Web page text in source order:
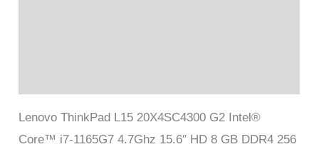
Lenovo ThinkPad L15 20X4SC4300 G2 Intel®
Core™ i7-1165G7 4.7Ghz 15.6″ HD 8 GB DDR4 256